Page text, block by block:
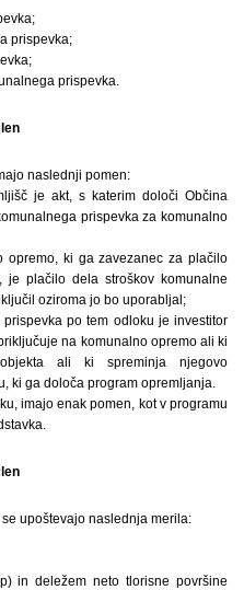
prispevka;
prispevka.
naslednji pomen:
je akt, s katerim določi Občina
prispevka za komunalno
opremo, ki ga zavezanec za plačilo
je plačilo dela stroškov komunalne
oziroma jo bo uporabljal;
po tem odloku je investitor
na komunalno opremo ali ki
ali ki spreminja njegovo
ki ga določa program opremljanja.
imajo enak pomen, kot v programu
upoštevajo naslednja merila:
in deležem neto tlorisne površine